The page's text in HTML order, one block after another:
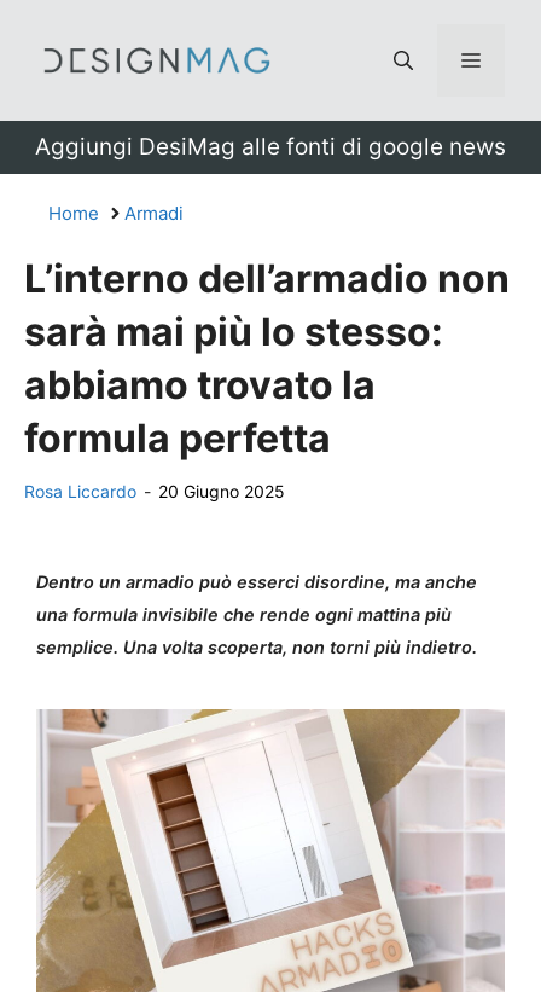
Menu
Aggiungi DesiMag alle fonti di google news
Home Armadi
L’interno dell’armadio non
sarà mai più lo stesso:
abbiamo trovato la
formula perfetta
Rosa Liccardo - 20 Giugno 2025
Dentro un armadio può esserci disordine, ma anche
una formula invisibile che rende ogni mattina più
semplice. Una volta scoperta, non torni più indietro.